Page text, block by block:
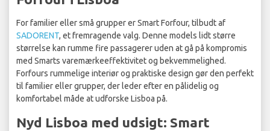
For familier eller små grupper er Smart Forfour, tilbudt af
SADORENT, et fremragende valg. Denne models lidt større
størrelse kan rumme fire passagerer uden at gå på kompromis
med Smarts varemærkeeffektivitet og bekvemmelighed.
Forfours rummelige interiør og praktiske design gør den perfekt
til familier eller grupper, der leder efter en pålidelig og
komfortabel måde at udforske Lisboa på.
Nyd Lisboa med udsigt: Smart